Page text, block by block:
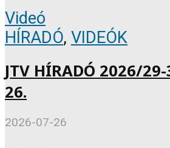
Videó
HÍRADÓ, VIDEÓK
JTV HÍRADÓ 2026/29-
26.
2026-07-26